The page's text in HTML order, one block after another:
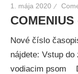
1. mája 2020
Nové číslo
nájdete: Vstup
vodiacim psom